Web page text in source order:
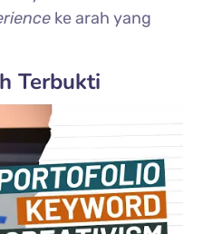
ke arah yang
Terbukti